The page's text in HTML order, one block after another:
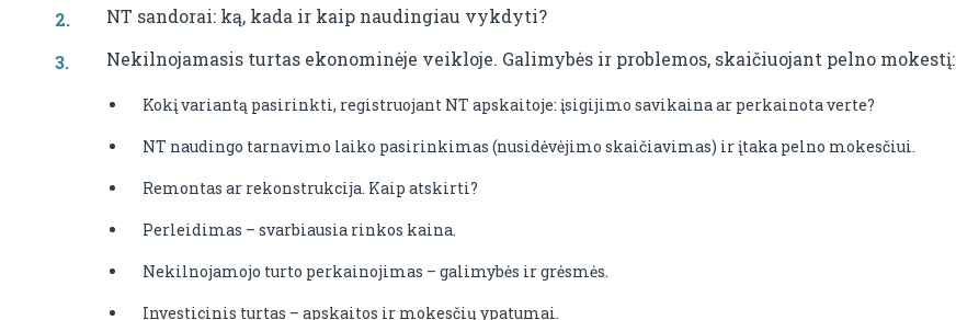
NT sandorai: ką, kada ir kaip naudingiau vykdyti?
Nekilnojamasis turtas ekonominėje veikloje. Galimybės ir problemos, skaičiuojant pelno mokestį:
Kokį variantą pasirinkti, registruojant NT apskaitoje: įsigijimo savikaina ar perkainota verte?
NT naudingo tarnavimo laiko pasirinkimas (nusidėvėjimo skaičiavimas) ir įtaka pelno mokesčiui.
Remontas ar rekonstrukcija. Kaip atskirti?
Perleidimas – svarbiausia rinkos kaina.
Nekilnojamojo turto perkainojimas – galimybės ir grėsmės.
Investicinis turtas – apskaitos ir mokesčių ypatumai.